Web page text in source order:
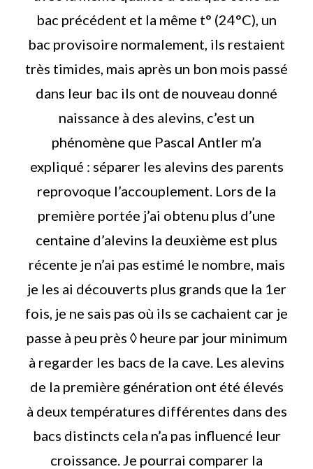
bac précédent et la même t° (24°C), un
bac provisoire normalement, ils restaient
très timides, mais après un bon mois passé
dans leur bac ils ont de nouveau donné
naissance à des alevins, c’est un
phénomène que Pascal Antler m’a
expliqué : séparer les alevins des parents
reprovoque l’accouplement. Lors de la
première portée j’ai obtenu plus d’une
centaine d’alevins la deuxième est plus
récente je n’ai pas estimé le nombre, mais
je les ai découverts plus grands que la 1er
fois, je ne sais pas où ils se cachaient car je
passe à peu près ◊ heure par jour minimum
à regarder les bacs de la cave. Les alevins
de la première génération ont été élevés
à deux températures différentes dans des
bacs distincts cela n’a pas influencé leur
croissance. Je pourrai comparer la